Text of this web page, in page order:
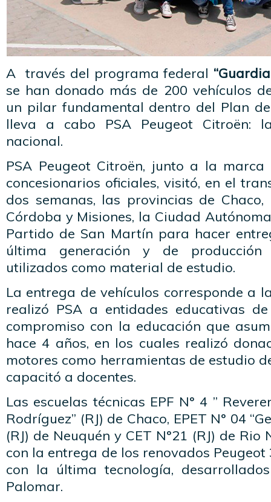
A través del programa federal
se han donado más de 200 vehículos
un pilar fundamental dentro del Plan
lleva a cabo PSA Peugeot Citroën:
nacional.
PSA Peugeot Citroën, junto a la
concesionarios oficiales, visitó, en el
dos semanas, las provincias de Chaco,
Córdoba y Misiones, la Ciudad
Partido de San Martín para hacer
última generación y de
utilizados como material de estudio.
La entrega de vehículos corresponde a
realizó PSA a entidades educativas
compromiso con la educación que
hace 4 años, en los cuales realizó
motores como herramientas de estudio
capacitó a docentes.
Las escuelas técnicas EPF N° 4 ”
Rodríguez” (RJ) de Chaco, EPET N° 04
(RJ) de Neuquén y CET N°21 (RJ) de
con la entrega de los renovados
con la última tecnología,
Palomar.